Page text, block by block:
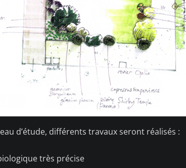
d’étude, différents travaux seront réalisés :
très précise